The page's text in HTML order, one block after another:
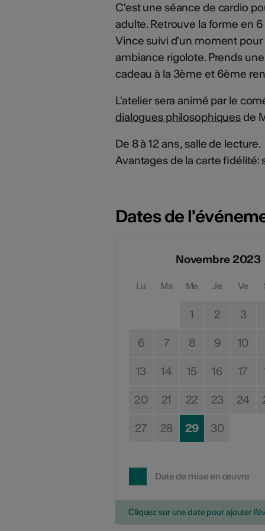
C'est une séance de cardio
adulte. Retrouve la forme en
Vince suivi d'un moment
ambiance rigolote. Prends
cadeau à la 3ème et 6ème
L'atelier sera animé par le
dialogues philosophiquesde
De 8 à 12 ans , salle de lecture.
Avantages de la carte
Dates de
Novembre 2023
Lu Ma Me Je Ve
1 2 3
6 7 8 9 10
13 14 15 16 17
20 21 22 23 24
27 28 29 30
Date de mise en œuvre
Cliquez sur une date pour ajouter